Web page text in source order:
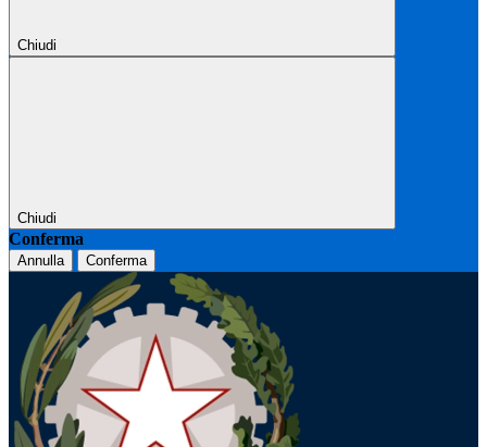
Chiudi
Chiudi
Conferma
Annulla Conferma